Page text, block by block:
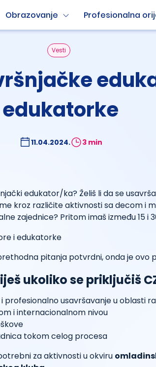
Obrazovanje Profesionalna
Vesti
edukatorke
11.04.2024. 3 min
edukator/ka? Želiš li da se
kroz različite aktivnosti sa decom i
zajednice? Pritom imaš između 15 i
pitanja potvrdni, onda je ovo
ukoliko se priključiš
profesionalno usavršavanje u oblasti
i internacionalnom nivou
tokom celog procesa
za aktivnosti u okviru